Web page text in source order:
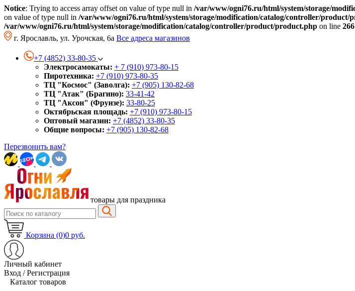
Notice: Trying to access array offset on value of type null in /var/www/ogni76.ru/html/system/storage/
on value of type null in /var/www/ogni76.ru/html/system/storage/modification/catalog/controller/product/
/var/www/ogni76.ru/html/system/storage/modification/catalog/controller/product/product.php on line 266
г. Ярославль, ул. Урочская, 6а Все адреса магазинов
+7 (4852) 33-80-35
Электросамокаты: + 7 (910) 973-80-15
Пиротехника: +7 (910) 973-80-35
ТЦ "Космос" (Заволга): +7 (905) 130-82-68
ТЦ "Атак" (Брагино): 33-41-42
ТЦ "Аксон" (Фрунзе): 33-80-25
Октябрьская площадь: +7 (910) 973-80-15
Оптовый магазин: +7 (4852) 33-80-35
Общие вопросы: +7 (905) 130-82-68
Перезвонить вам?
товары для праздника
Корзина (0)0 руб.
Личный кабинет
Вход / Регистрация
Каталог товаров